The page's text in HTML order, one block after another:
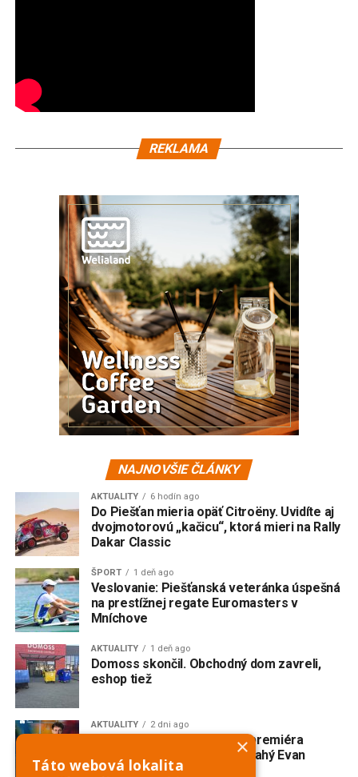
REKLAMA
NAJNOVŠIE ČLÁNKY
AKTUALITY 6 hodín ago
Do Piešťan mieria opäť Citroëny. Uvidíte aj
dvojmotorovú „kačicu“, ktorá mieri na Rally
Dakar Classic
ŠPORT 1 deň ago
Veslovanie: Piešťanská veteránka úspešná
na prestížnej regate Euromasters v
Mníchove
AKTUALITY 1 deň ago
Domoss skončil. Obchodný dom zavreli,
eshop tiež
AKTUALITY 2 dni ago
V Trnave vzniká slovenská premiéra
broadwayského muzikálu Drahý Evan
Hansen
×
Táto webová lokalita